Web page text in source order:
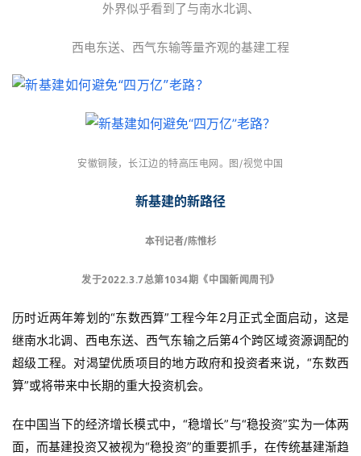
外界似乎看到了与南水北调、
西电东送、西气东输等量齐观的基建工程
安徽铜陵，长江边的特高压电网。图/视觉中国
新基建的新路径
本刊记者/陈惟杉
发于2022.3.7总第1034期《中国新闻周刊》
历时近两年筹划的“东数西算”工程今年2月正式全面启动，这是
继南水北调、西电东送、西气东输之后第4个跨区域资源调配的
超级工程。对渴望优质项目的地方政府和投资者来说，“东数西
算”或将带来中长期的重大投资机会。
在中国当下的经济增长模式中，“稳增长”与“稳投资”实为一体两
面，而基建投资又被视为“稳投资”的重要抓手，在传统基建渐趋